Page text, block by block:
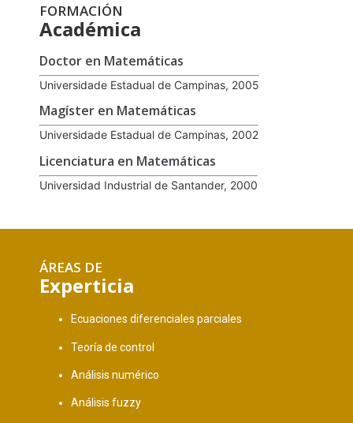
FORMACIÓN
Académica
Doctor en Matemáticas
Universidade Estadual de Campinas, 2005
Magíster en Matemáticas
Universidade Estadual de Campinas, 2002
Licenciatura en Matemáticas
Universidad Industrial de Santander, 2000
ÁREAS DE
Experticia
Ecuaciones diferenciales parciales
Teoría de control
Análisis numérico
Análisis fuzzy